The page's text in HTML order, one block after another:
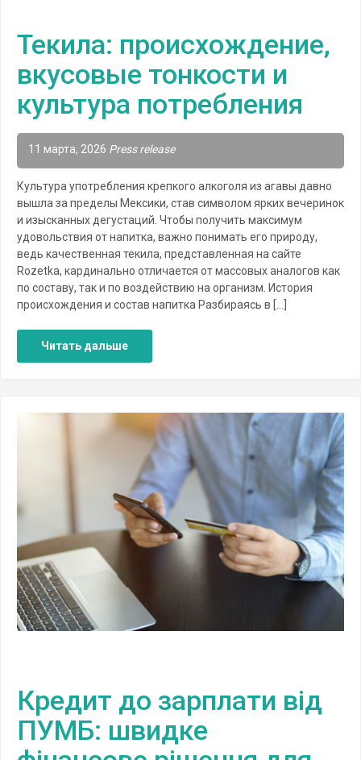
Текила: происхождение,
вкусовые тонкости и
культура потребления
11 марта, 2026 Press release
Культура употребления крепкого алкоголя из агавы давно
вышла за пределы Мексики, став символом ярких вечеринок
и изысканных дегустаций. Чтобы получить максимум
удовольствия от напитка, важно понимать его природу,
ведь качественная текила, представленная на сайте
Rozetka, кардинально отличается от массовых аналогов как
по составу, так и по воздействию на организм. История
происхождения и состав напитка Разбираясь в […]
Читать дальше
Кредит до зарплати від
ПУМБ: швидке